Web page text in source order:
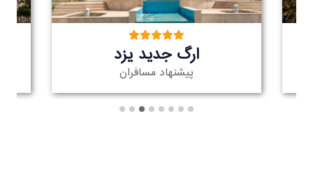
ارگ جدید یزد
پیشنهاد مسافران